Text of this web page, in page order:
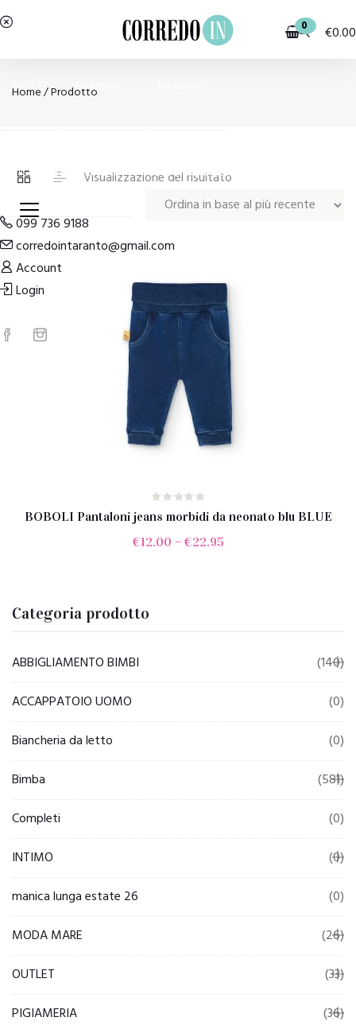
0 €0.00
OUTLET BAMBINA
PIGIAMI E HOMEWEAR COSTUMI E MODA MARE
099 736 9188
corredointaranto@gmail.com
Account
Login
Home/ Prodotto
Visualizzazione del risultato
BOBOLI Pantaloni jeans morbidi da neonato blu BLUE
€12.00 – €22.95
Categoria prodotto
ABBIGLIAMENTO BIMBI
(140)
ACCAPPATOIO UOMO
(0)
Biancheria da letto
(0)
Bimba
(581)
Completi
(0)
INTIMO
(0)
manica lunga estate 26
(0)
MODA MARE
(26)
OUTLET
(33)
PIGIAMERIA
(36)